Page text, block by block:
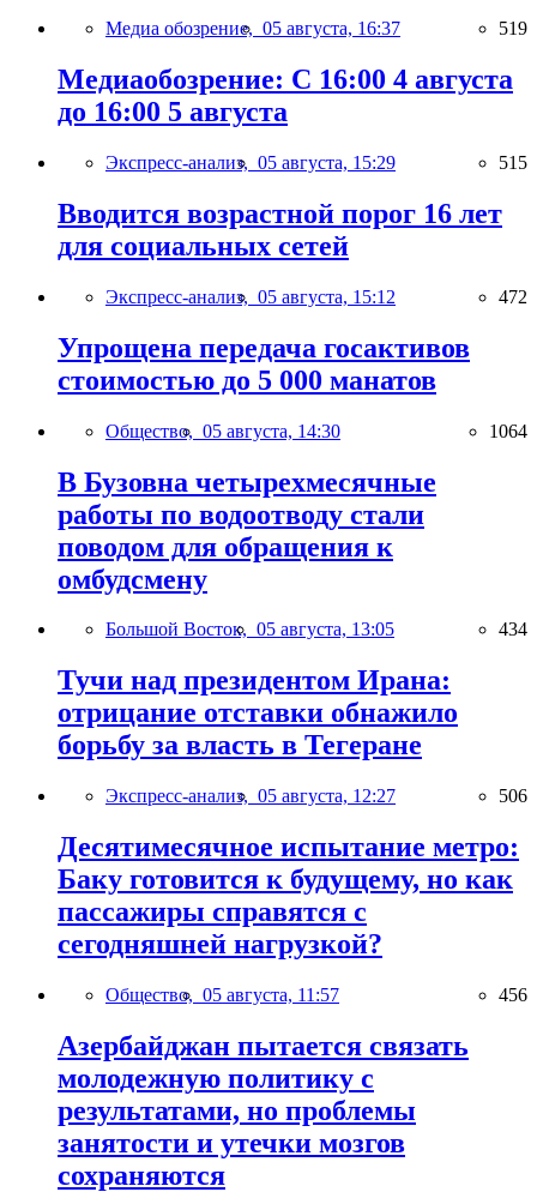
Медиа обозрение, 05 августа, 16:37 519
Медиаобозрение: С 16:00 4 августа
до 16:00 5 августа
Экспресс-анализ, 05 августа, 15:29 515
Вводится возрастной порог 16 лет
для социальных сетей
Экспресс-анализ, 05 августа, 15:12 472
Упрощена передача госактивов
стоимостью до 5 000 манатов
Общество, 05 августа, 14:30 1064
В Бузовна четырехмесячные
работы по водоотводу стали
поводом для обращения к
омбудсмену
Большой Восток, 05 августа, 13:05 434
Тучи над президентом Ирана:
отрицание отставки обнажило
борьбу за власть в Тегеране
Экспресс-анализ, 05 августа, 12:27 506
Десятимесячное испытание метро:
Баку готовится к будущему, но как
пассажиры справятся с
сегодняшней нагрузкой?
Общество, 05 августа, 11:57 456
Азербайджан пытается связать
молодежную политику с
результатами, но проблемы
занятости и утечки мозгов
сохраняются